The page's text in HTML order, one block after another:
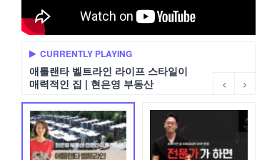
CURRENTLY PLAYING
애틀랜타 벨트라인 라이프 스타일이
매력적인 집 | 현은영 부동산